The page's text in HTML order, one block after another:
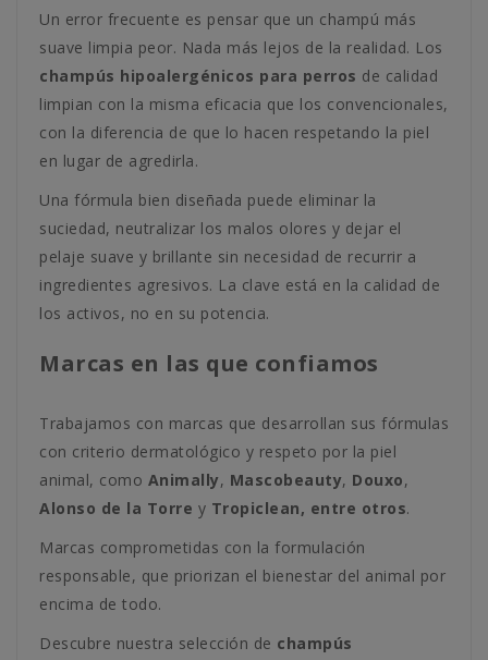
Un error frecuente es pensar que un champú más
suave limpia peor. Nada más lejos de la realidad. Los
champús hipoalergénicos para perros de calidad
limpian con la misma eficacia que los convencionales,
con la diferencia de que lo hacen respetando la piel
en lugar de agredirla.
Una fórmula bien diseñada puede eliminar la
suciedad, neutralizar los malos olores y dejar el
pelaje suave y brillante sin necesidad de recurrir a
ingredientes agresivos. La clave está en la calidad de
los activos, no en su potencia.
Marcas en las que confiamos
Trabajamos con marcas que desarrollan sus fórmulas
con criterio dermatológico y respeto por la piel
animal, como Animally, Mascobeauty, Douxo,
Alonso de la Torre y Tropiclean, entre otros.
Marcas comprometidas con la formulación
responsable, que priorizan el bienestar del animal por
encima de todo.
Descubre nuestra selección de champús